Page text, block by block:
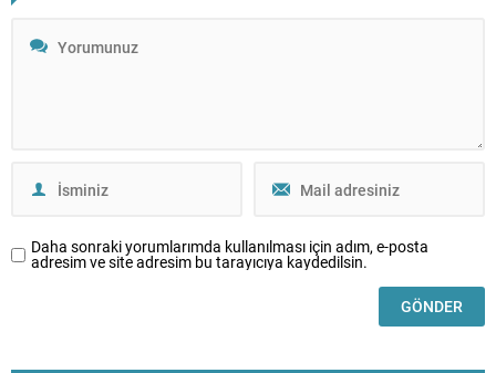
Daha sonraki yorumlarımda kullanılması için adım, e-posta
adresim ve site adresim bu tarayıcıya kaydedilsin.